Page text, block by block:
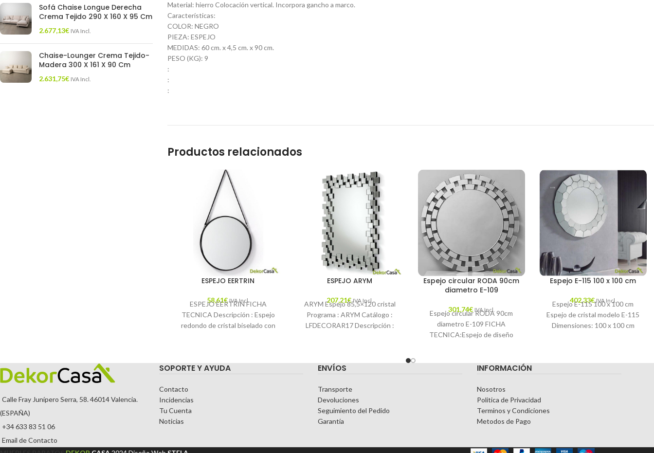
Sofá Chaise Longue Derecha
Crema Tejido 290 X 160 X 95 Cm
2.677,13€ IVA Incl.
Chaise-Lounger Crema Tejido-
Madera 300 X 161 X 90 Cm
2.631,75€ IVA Incl.
Material: hierro Colocación vertical. Incorpora gancho a marco.
Características:
COLOR: NEGRO
PIEZA: ESPEJO
MEDIDAS: 60 cm. x 4,5 cm. x 90 cm.
PESO (KG): 9
:
:
:
Productos relacionados
ESPEJO EERTRIN
58,61€ IVA Incl.
ESPEJO EERTRIN FICHA
TECNICA Descripción : Espejo
redondo de cristal biselado con
ESPEJO ARYM
207,21€ IVA Incl.
ARYM Espejo 85,5×120 cristal
Programa : ARYM Catálogo :
LFDECORAR17 Descripción :
Espejo circular RODA 90cm
diametro E-109
301,74€ IVA Incl.
Espejo circular RODA 90cm
diametro E-109 FICHA
TECNICA:Espejo de diseño
rectangulares conformando de
Espejo E-115 100 x 100 cm
402,33€ IVA Incl.
Espejo E-115 100 x 100 cm
Espejo de cristal modelo E-115
Dimensiones: 100 x 100 cm
Calle Fray Junípero Serra, 58. 46014 Valencia.
(ESPAÑA)
+34 633 83 51 06
Email de Contacto
SOPORTE Y AYUDA
Contacto
Incidencias
Tu Cuenta
Noticias
ENVÍOS
Transporte
Devoluciones
Seguimiento del Pedido
Garantía
INFORMACIÓN
Nosotros
Politica de Privacidad
Terminos y Condiciones
Metodos de Pago